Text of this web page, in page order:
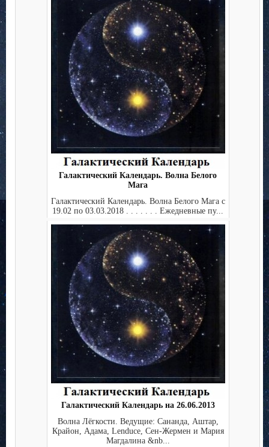
Галактический Календарь. Волна Белого
Мага
Галактический Календарь. Волна Белого Мага с
19.02 по 03.03.2018 . . . . . . . Ежедневные пу...
Галактический Календарь на 26.06.2013
Волна Лёгкости. Ведущие: Сананда, Аштар,
Крайон, Адама, Lenduce, Сен-Жермен и Мария
Магдалина &nb...